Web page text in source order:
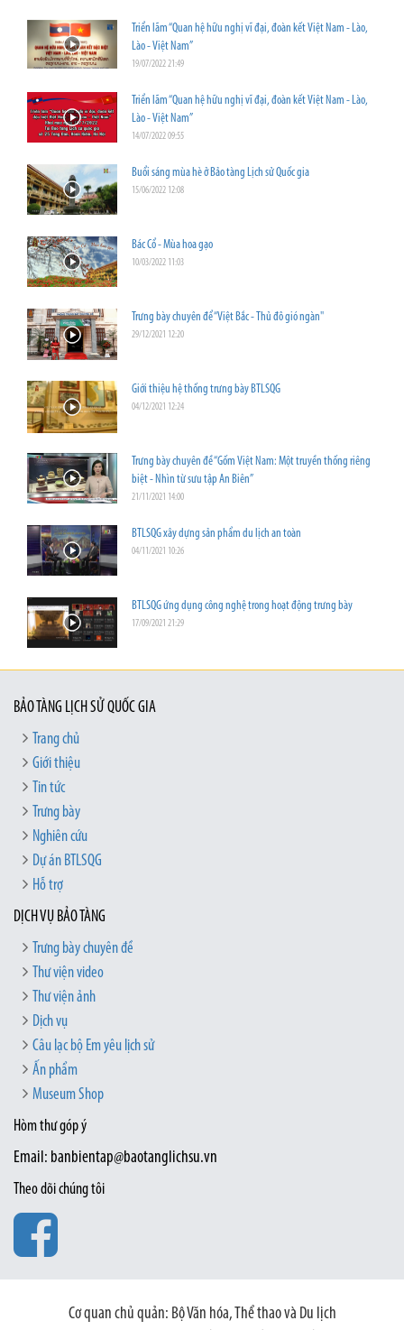
Triển lãm “Quan hệ hữu nghị vĩ đại, đoàn kết Việt Nam - Lào,
Lào - Việt Nam”
19/07/2022 21:49
Triển lãm “Quan hệ hữu nghị vĩ đại, đoàn kết Việt Nam - Lào,
Lào - Việt Nam”
14/07/2022 09:55
Buổi sáng mùa hè ở Bảo tàng Lịch sử Quốc gia
15/06/2022 12:08
Bác Cổ - Mùa hoa gạo
10/03/2022 11:03
Trưng bày chuyên để “Việt Bắc - Thủ đô gió ngàn"
29/12/2021 12:20
Giới thiệu hệ thống trưng bày BTLSQG
04/12/2021 12:24
Trưng bày chuyên đề “Gốm Việt Nam: Một truyền thống riêng
biệt - Nhìn từ sưu tập An Biên”
21/11/2021 14:00
BTLSQG xây dựng sản phẩm du lịch an toàn
04/11/2021 10:26
BTLSQG ứng dụng công nghệ trong hoạt động trưng bày
17/09/2021 21:29
BẢO TÀNG LỊCH SỬ QUỐC GIA
Trang chủ
Giới thiệu
Tin tức
Trưng bày
Nghiên cứu
Dự án BTLSQG
Hỗ trợ
DỊCH VỤ BẢO TÀNG
Trưng bày chuyên đề
Thư viện video
Thư viện ảnh
Dịch vụ
Câu lạc bộ Em yêu lịch sử
Ấn phẩm
Museum Shop
Hòm thư góp ý
Email: banbientap@baotanglichsu.vn
Theo dõi chúng tôi
Cơ quan chủ quản: Bộ Văn hóa, Thể thao và Du lịch